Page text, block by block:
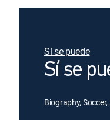
Sí se puede
Sí se
Biography, Soccer,